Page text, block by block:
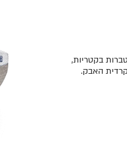
בקטריות,
האבק.